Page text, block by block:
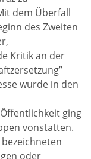
dem Überfall
des Zweiten
Kritik an der
wurde in den
ging
vonstatten.
oder